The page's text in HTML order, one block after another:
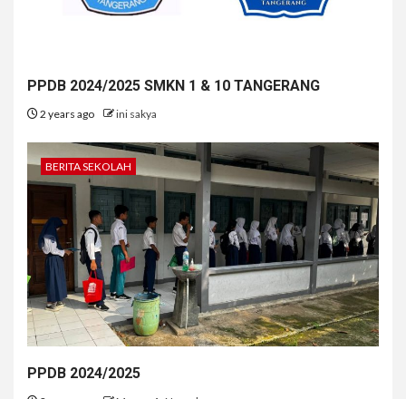
PPDB 2024/2025 SMKN 1 & 10 TANGERANG
2 years ago ini sakya
BERITA SEKOLAH
PPDB 2024/2025